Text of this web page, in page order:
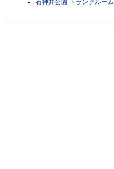
石神井公園 トランクルーム